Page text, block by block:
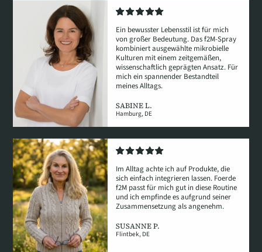
Ein bewusster Lebensstil ist für mich
von großer Bedeutung. Das f2M-Spray
kombiniert ausgewählte mikrobielle
Kulturen mit einem zeitgemäßen,
wissenschaftlich geprägten Ansatz. Für
mich ein spannender Bestandteil
meines Alltags.
SABINE L.
Hamburg, DE
Im Alltag achte ich auf Produkte, die
sich einfach integrieren lassen. Foerde
f2M passt für mich gut in diese Routine
und ich empfinde es aufgrund seiner
Zusammensetzung als angenehm.
SUSANNE P.
Flintbek, DE